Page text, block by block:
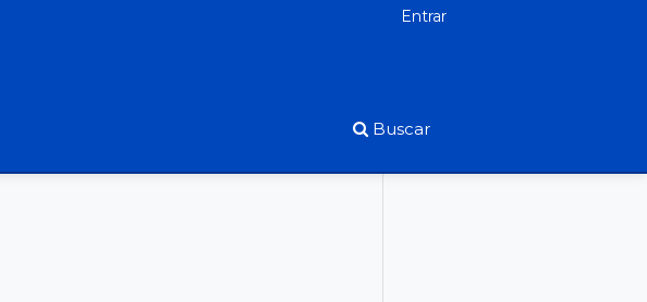
Buscar
Entrar